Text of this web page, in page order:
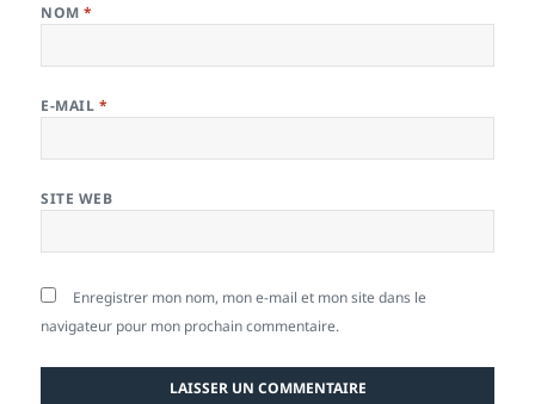
NOM*
E-MAIL *
SITE WEB
Enregistrer mon nom, mon e-mail et mon site dans le
navigateur pour mon prochain commentaire.